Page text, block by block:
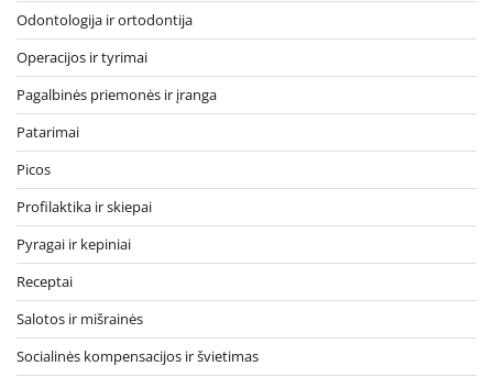
Odontologija ir ortodontija
Operacijos ir tyrimai
Pagalbinės priemonės ir įranga
Patarimai
Picos
Profilaktika ir skiepai
Pyragai ir kepiniai
Receptai
Salotos ir mišrainės
Socialinės kompensacijos ir švietimas